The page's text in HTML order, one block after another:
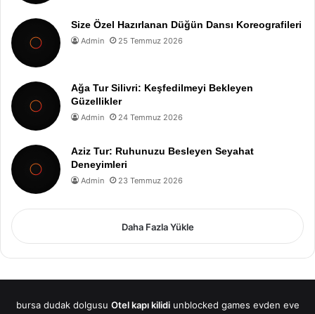
Size Özel Hazırlanan Düğün Dansı Koreografileri
Admin 25 Temmuz 2026
Ağa Tur Silivri: Keşfedilmeyi Bekleyen
Güzellikler
Admin 24 Temmuz 2026
Aziz Tur: Ruhunuzu Besleyen Seyahat
Deneyimleri
Admin 23 Temmuz 2026
Daha Fazla Yükle
bursa dudak dolgusu Otel kapı kilidi unblocked games evden eve